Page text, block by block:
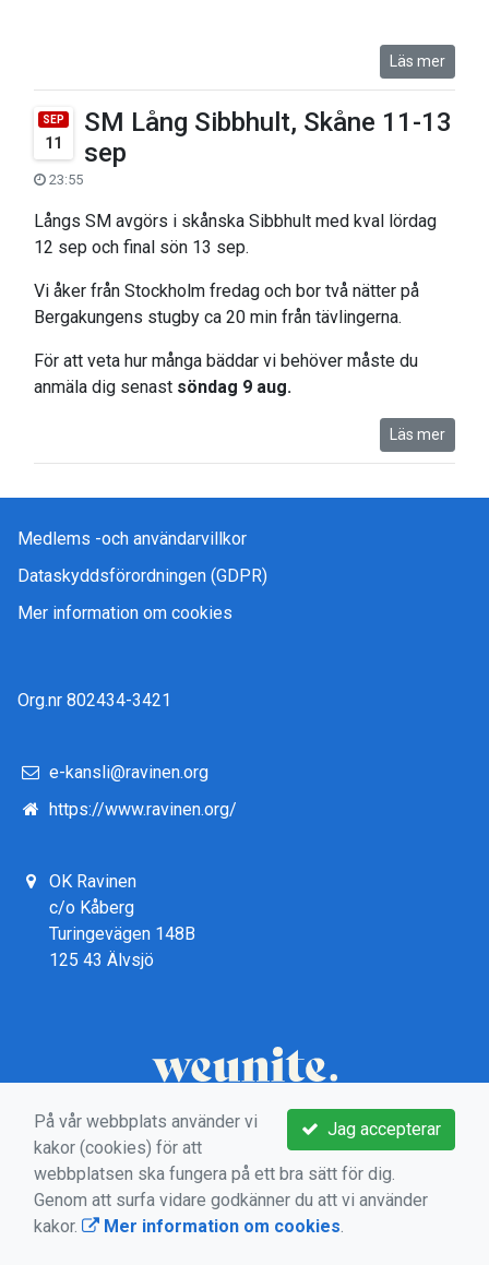
Läs mer
SEP
11
SM Lång Sibbhult, Skåne 11-13
sep
23:55
Långs SM avgörs i skånska Sibbhult med kval lördag
12 sep och final sön 13 sep.
Vi åker från Stockholm fredag och bor två nätter på
Bergakungens stugby ca 20 min från tävlingerna.
För att veta hur många bäddar vi behöver måste du
anmäla dig senast söndag 9 aug.
Läs mer
Medlems -och användarvillkor
Dataskyddsförordningen (GDPR)
Mer information om cookies
Org.nr 802434-3421
e-kansli@ravinen.org
https://www.ravinen.org/
OK Ravinen
c/o Kåberg
Turingevägen 148B
125 43 Älvsjö
Jag accepterar
På vår webbplats använder vi
kakor (cookies) för att
webbplatsen ska fungera på ett bra sätt för dig.
Genom att surfa vidare godkänner du att vi använder
kakor.
Mer information om cookies.